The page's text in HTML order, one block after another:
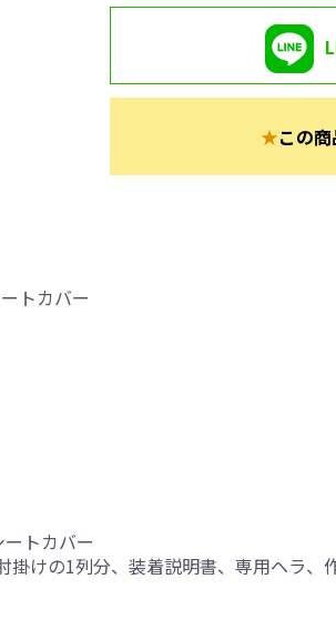
★この
トカバー
トカバー
けの1列分、装着説明書、専用ヘラ、